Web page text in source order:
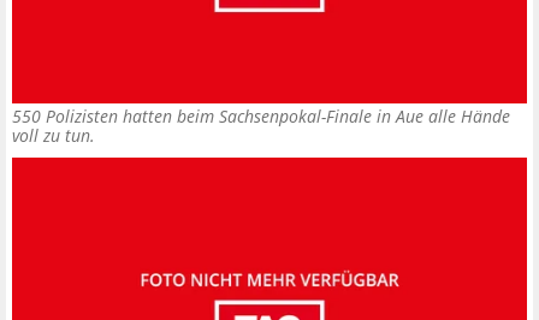
550 Polizisten hatten beim Sachsenpokal-Finale in Aue alle Hände
voll zu tun.